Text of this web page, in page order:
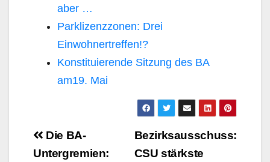
aber …
Parklizenzzonen: Drei
Einwohnertreffen!?
Konstituierende Sitzung des BA
am19. Mai
Beitragsnavigation
Bezirksausschuss:
CSU stärkste
Die BA-
Untergremien: